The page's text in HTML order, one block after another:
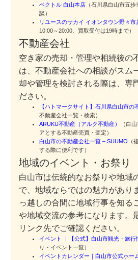
ベクトル 白山本店 （石川県白山市五
談）
リユースのサカイ イオンタウン野々市
10:00～20:00、買取受付は19時まで）
不動産会社
空き家の売却・管理や相続後の
は、不動産会社への相談がスム
却や管理を検討される際は、専
ださい。
【ハトマークサイト】石川県白山市の
不動産会社一覧・検索）
ARUKU不動産（アルク不動産）
（白
アとする不動産売買・査定）
白山市の不動産会社一覧 – SUUMO （
する際に便利です）
地域のイベント・お祭り
白山市は伝統的なお祭りや地域
で、地域ならではの魅力があり
っ越しの合間に地域行事を知る
や地域交流の参考になります。
リンク先でご確認ください。
イベント ｜【公式】白山市観光・旅行
り・イベント一覧）
イベントカレンダー｜白山市公式ホー